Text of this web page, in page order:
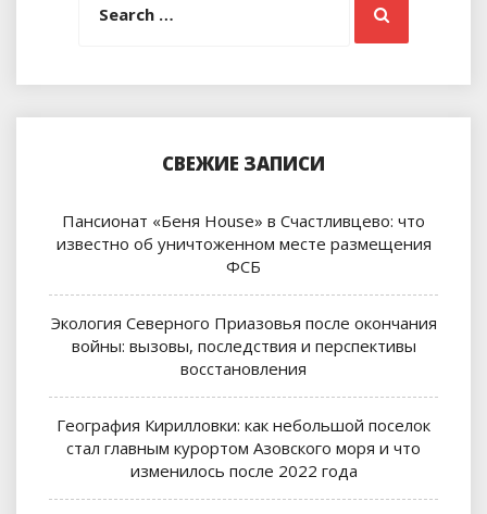
Search
СВЕЖИЕ ЗАПИСИ
Пансионат «Беня House» в Счастливцево: что
известно об уничтоженном месте размещения
ФСБ
Экология Северного Приазовья после окончания
войны: вызовы, последствия и перспективы
восстановления
География Кирилловки: как небольшой поселок
стал главным курортом Азовского моря и что
изменилось после 2022 года